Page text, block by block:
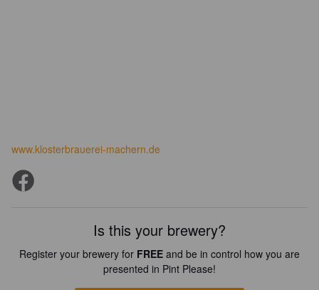
www.klosterbrauerei-machern.de
Is this your brewery?
Register your brewery for FREE and be in control how you are
presented in Pint Please!